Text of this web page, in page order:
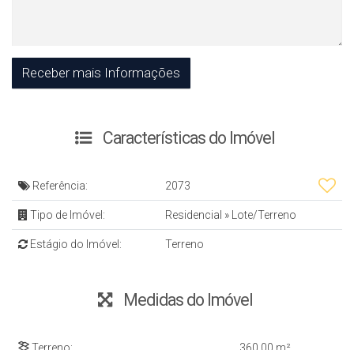
Características do Imóvel
Referência: 2073
Tipo de Imóvel: Residencial » Lote/Terreno
Estágio do Imóvel: Terreno
Medidas do Imóvel